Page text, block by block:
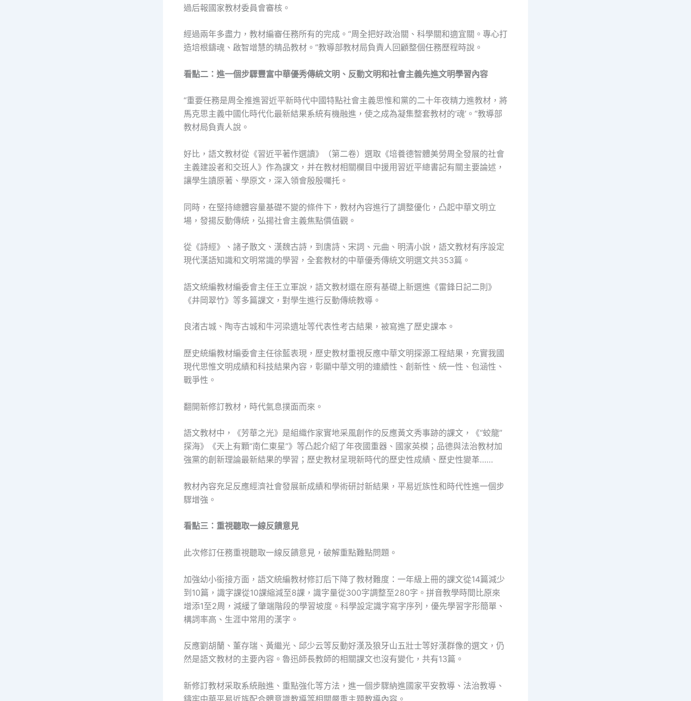
過后報國家教材委員會審核。
經過兩年多盡力，教材編審任務所有的完成。“周全把好政治關、科學關和適宜關。專心打
造培根鑄魂、啟智增慧的精品教材。”教導部教材局負責人回顧整個任務歷程時說。
看點二：進一個步驟豐富中華優秀傳統文明、反動文明和社會主義先進文明學習內容
“重要任務是周全推進習近平新時代中國特點社會主義思惟和黨的二十年夜精力進教材，將
馬克思主義中國化時代化最新結果系統有機融進，使之成為凝集整套教材的‘魂’。”教導部
教材局負責人說。
好比，語文教材從《習近平著作選讀》（第二卷）選取《培養德智體美勞周全發展的社會
主義建設者和交班人》作為課文，并在教材相關欄目中援用習近平總書記有關主要論述，
讓學生讀原著、學原文，深入領會殷殷囑托。
同時，在堅持總體容量基礎不變的條件下，教材內容進行了調整優化，凸起中華文明立
場，發揚反動傳統，弘揚社會主義焦點價值觀。
從《詩經》、諸子散文、漢魏古詩，到唐詩、宋詞、元曲、明清小說，語文教材有序設定
現代漢語知識和文明常識的學習，全套教材的中華優秀傳統文明選文共353篇。
語文統編教材編委會主任王立軍說，語文教材還在原有基礎上新選進《雷鋒日記二則》
《井岡翠竹》等多篇課文，對學生進行反動傳統教導。
良渚古城、陶寺古城和牛河梁遺址等代表性考古結果，被寫進了歷史課本。
歷史統編教材編委會主任徐藍表現，歷史教材重視反應中華文明探源工程結果，充實我國
現代思惟文明成績和科技結果內容，彰顯中華文明的連續性、創新性、統一性、包涵性、
戰爭性。
翻開新修訂教材，時代氣息撲面而來。
語文教材中，《芳華之光》是組織作家實地采風創作的反應黃文秀事跡的課文，《“蛟龍”
探海》《天上有顆“南仁東星”》等凸起介紹了年夜國重器、國家英模；品德與法治教材加
強黨的創新理論最新結果的學習；歷史教材呈現新時代的歷史性成績、歷史性變革……
教材內容充足反應經濟社會發展新成績和學術研討新結果，平易近族性和時代性進一個步
驟增強。
看點三：重視聽取一線反饋意見
此次修訂任務重視聽取一線反饋意見，破解重點難點問題。
加強幼小銜接方面，語文統編教材修訂后下降了教材難度：一年級上冊的課文從14篇減少
到10篇，識字課從10課縮減至8課，識字量從300字調整至280字。拼音教學時間比原來
增添1至2周，減緩了肇端階段的學習坡度。科學設定識字寫字序列，優先學習字形簡單、
構詞率高、生涯中常用的漢字。
反應劉胡蘭、董存瑞、黃繼光、邱少云等反動好漢及狼牙山五壯士等好漢群像的選文，仍
然是語文教材的主要內容。魯迅師長教師的相關課文也沒有變化，共有13篇。
新修訂教材采取系統融進、重點強化等方法，進一個步驟納進國家平安教導、法治教導、
鑄牢中華平易近族配合體意識教導等相關嚴重主題教導內容。